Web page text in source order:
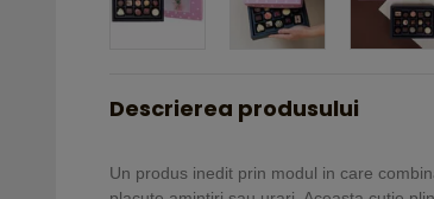
Descrierea produsului
Un produs inedit prin modul in care